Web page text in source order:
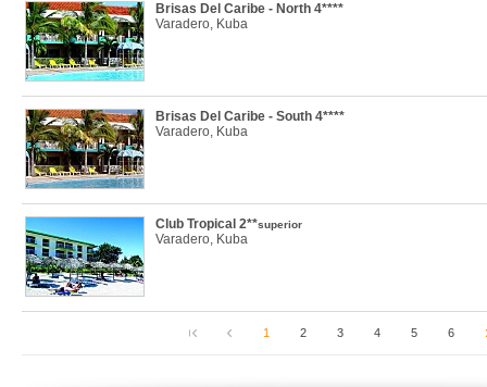
Brisas Del Caribe - North 4****
Varadero, Kuba
Brisas Del Caribe - South 4****
Varadero, Kuba
Club Tropical 2**superior
Varadero, Kuba
1 2 3 4 5 6